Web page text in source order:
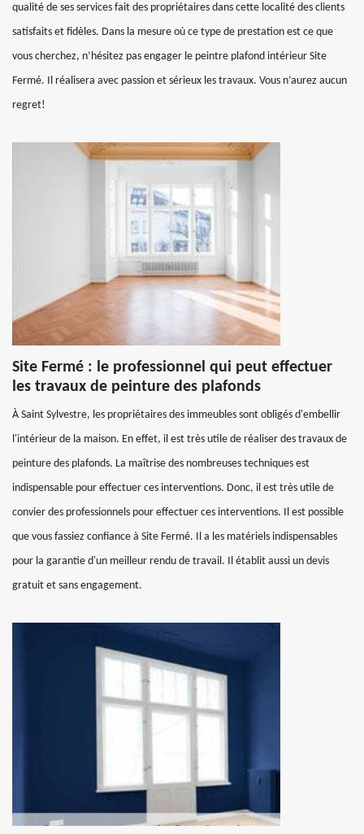
qualité de ses services fait des propriétaires dans cette localité des clients
satisfaits et fidèles. Dans la mesure où ce type de prestation est ce que
vous cherchez, n’hésitez pas engager le peintre plafond intérieur Site
Fermé. Il réalisera avec passion et sérieux les travaux. Vous n’aurez aucun
regret!
Site Fermé : le professionnel qui peut effectuer
les travaux de peinture des plafonds
À Saint Sylvestre, les propriétaires des immeubles sont obligés d'embellir
l'intérieur de la maison. En effet, il est très utile de réaliser des travaux de
peinture des plafonds. La maîtrise des nombreuses techniques est
indispensable pour effectuer ces interventions. Donc, il est très utile de
convier des professionnels pour effectuer ces interventions. Il est possible
que vous fassiez confiance à Site Fermé. Il a les matériels indispensables
pour la garantie d'un meilleur rendu de travail. Il établit aussi un devis
gratuit et sans engagement.